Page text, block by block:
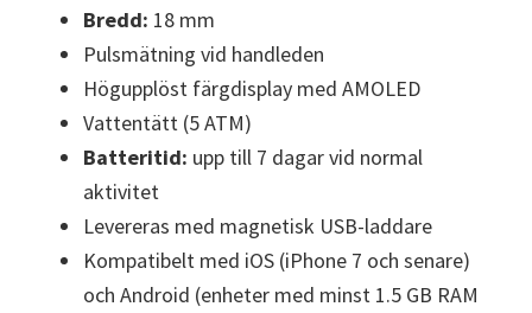
Bredd: 18 mm
Pulsmätning vid handleden
Högupplöst färgdisplay med AMOLED
Vattentätt (5 ATM)
Batteritid: upp till 7 dagar vid normal
aktivitet
Levereras med magnetisk USB-laddare
Kompatibelt med iOS (iPhone 7 och senare)
och Android (enheter med minst 1.5 GB RAM